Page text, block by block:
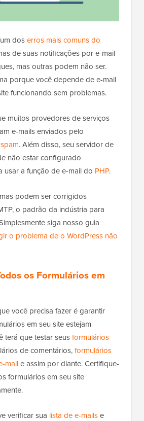
doserros mais comuns do
de suas notificações por e-mail
mas outras podem não ser.
porque você depende de e-mail
funcionando sem problemas.
muitos provedores de serviços
e-mails enviados pelo
spam. Além disso, seu servidor de
não estar configurado
usar a função de e-mail do PHP.
podem ser corrigidos
o padrão da indústria para
siga nosso guia
o problema de o WordPress não
os Formulários em
você precisa fazer é garantir
em seu site estejam
terá que testar seusformulários
de comentários,formulários
maile assim por diante. Certifique-
formulários em seu site
verificar sua lista de e-mailse